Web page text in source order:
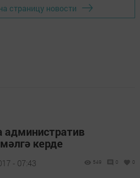
страницу новости
керде
- 07:43 549 0 0